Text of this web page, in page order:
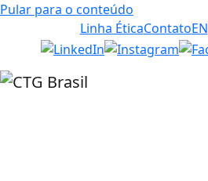
Pular para o conteúdo
Linha ÉticaContatoEN